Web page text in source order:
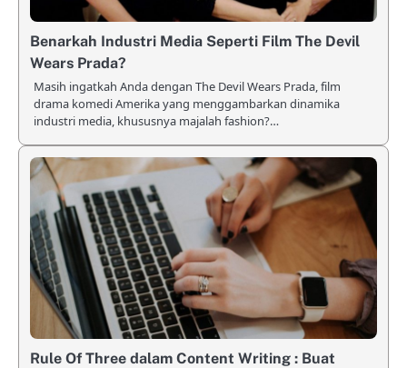
Benarkah Industri Media Seperti Film The Devil
Wears Prada?
Masih ingatkah Anda dengan The Devil Wears Prada, film
drama komedi Amerika yang menggambarkan dinamika
industri media, khususnya majalah fashion?…
Rule Of Three dalam Content Writing : Buat